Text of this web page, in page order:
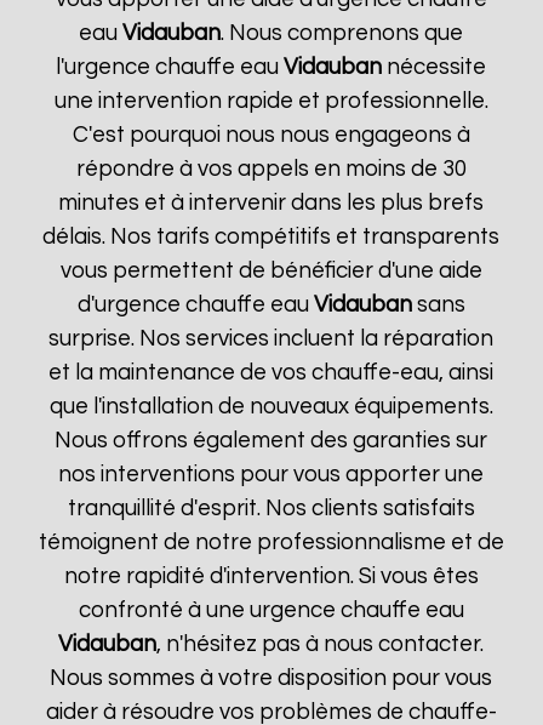
eauVidauban. Nous comprenons que
l'urgence chauffe eauVidauban nécessite
une intervention rapide et professionnelle.
C'est pourquoi nous nous engageons à
répondre à vos appels en moins de 30
minutes et à intervenir dans les plus brefs
délais. Nos tarifs compétitifs et transparents
vous permettent de bénéficier d'une aide
d'urgence chauffe eau Vidaubansans
surprise. Nos services incluent la réparation
et la maintenance de vos chauffe-eau, ainsi
que l'installation de nouveaux équipements.
Nous offrons également des garanties sur
nos interventions pour vous apporter une
tranquillité d'esprit. Nos clients satisfaits
témoignent de notre professionnalisme et de
notre rapidité d'intervention. Si vous êtes
confronté à une urgence chauffe eau
Vidauban, n'hésitez pas à nous contacter.
Nous sommes à votre disposition pour vous
aider à résoudre vos problèmes de chauffe-